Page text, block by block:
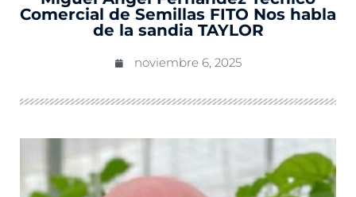
Comercial de Semillas FITO Nos habla
de la sandia TAYLOR
noviembre 6, 2025